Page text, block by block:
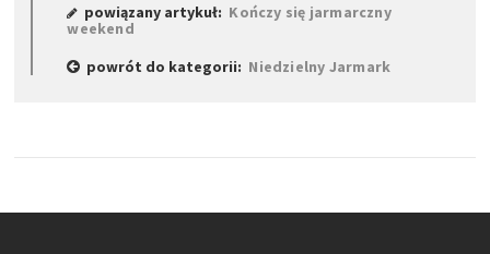
powiązany artykuł: Kończy się jarmarczny
weekend
powrót do kategorii: Niedzielny Jarmark